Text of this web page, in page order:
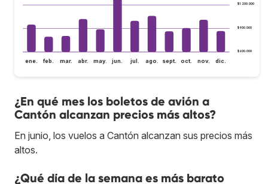
$600.000
$900.000
$1.200.000
ene. feb. mar. abr. may. jun. jul. ago. sept. oct. nov. dic.
¿En qué mes los boletos de avión a
Cantón alcanzan precios más altos?
En junio, los vuelos a Cantón alcanzan sus precios más
altos.
¿Qué día de la semana es más barato